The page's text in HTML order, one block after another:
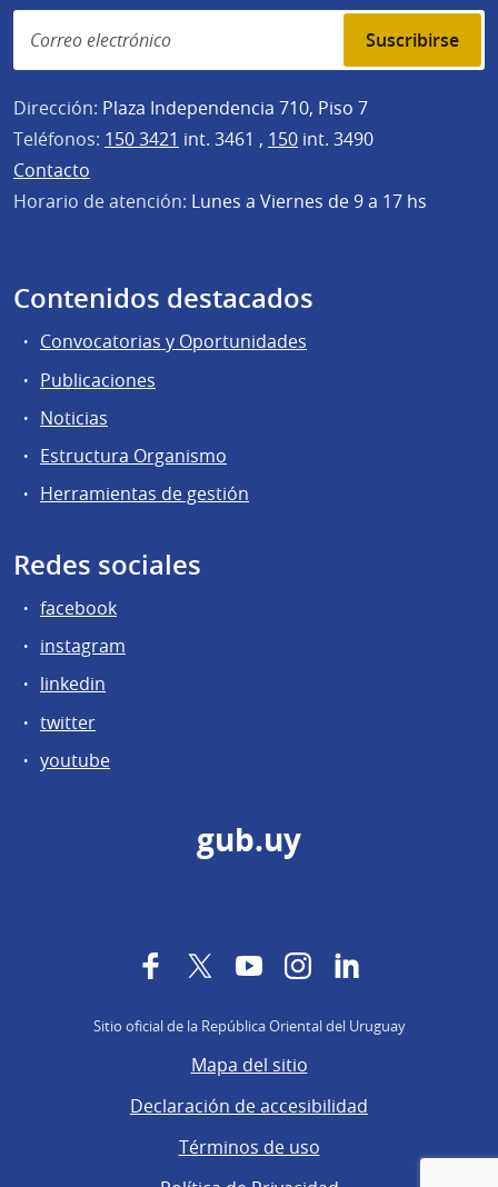
Suscribirse
Dirección: Plaza Independencia 710, Piso 7
Teléfonos: 150 3421 int. 3461 , 150 int. 3490
Contacto
Horario de atención: Lunes a Viernes de 9 a 17 hs
Contenidos destacados
Convocatorias y Oportunidades
Publicaciones
Noticias
Estructura Organismo
Herramientas de gestión
Redes sociales
facebook
instagram
linkedin
twitter
youtube
gub.uy
FacebookTwitterYouTubeInstagram
Sitio oficial de la República Oriental del Uruguay
Mapa del sitio
Declaración de accesibilidad
Términos de uso